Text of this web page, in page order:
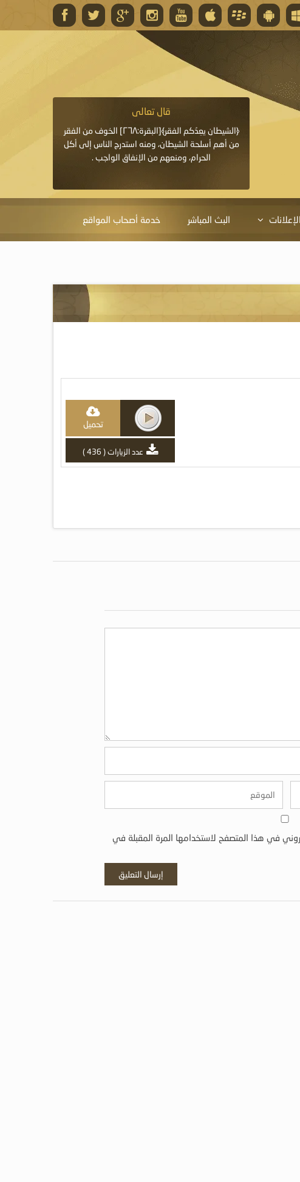
العطايا التي
قال تعالى
﴿الشيطان يعِدُكم الفقر﴾[البقرة:٢٦٨] الخوف من الفقر
من أهم أسلحة الشيطان، ومنه استدرج الناس إلى أكل
الحرام، ومنعهم من الإنفاق الواجب .
البث المباشر خدمة أصحاب المواقع
تحميل
عدد الزيارات ( 436 )
في هذا المتصفح لاستخدامها المرة المقبلة في